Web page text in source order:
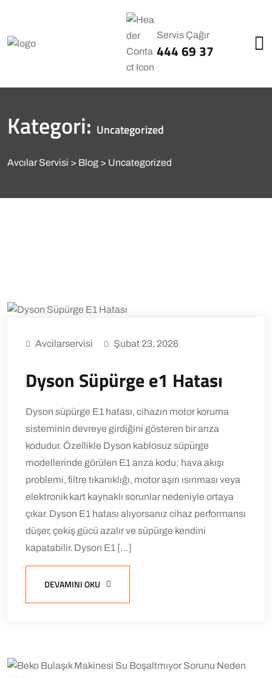
Servis Çağır
444 69 37
Kategori: Uncategorized
Avcılar Servisi Blog Uncategorized
Avcilarservisi Şubat 23, 2026
Dyson Süpürge e1 Hatası
Dyson süpürge E1 hatası, cihazın motor koruma
sisteminin devreye girdiğini gösteren bir arıza
kodudur. Özellikle Dyson kablosuz süpürge
modellerinde görülen E1 arıza kodu; hava akışı
problemi, filtre tıkanıklığı, motor aşırı ısınması veya
elektronik kart kaynaklı sorunlar nedeniyle ortaya
çıkar. Dyson E1 hatası alıyorsanız cihaz performansı
düşer, çekiş gücü azalır ve süpürge kendini
kapatabilir. Dyson E1 […]
DEVAMINI OKU